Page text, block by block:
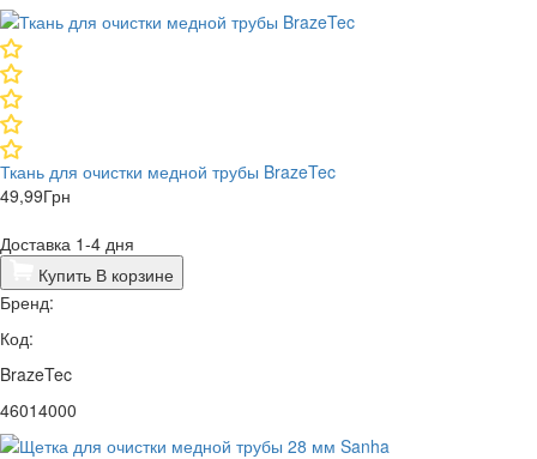
Ткань для очистки медной трубы BrazeTec
49,99Грн
Доставка 1-4 дня
Купить В корзине
Бренд:
Код:
BrazeTec
46014000